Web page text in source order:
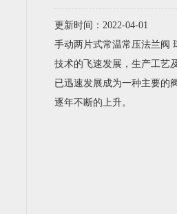
更新时间：2022-04-01
手动两片式常温常压法兰阀
技术的飞速发展，生产工艺
已迅速发展成为一种主要的
逐年不断的上升。